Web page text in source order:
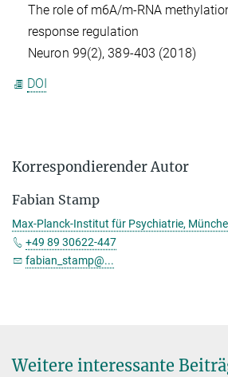
The role of m6A/m-RNA
response regulation
Neuron 99(2), 389-403 (2018)
DOI
Korrespondierender Autor
Fabian Stamp
Max-Planck-Institut für Psychiatrie,
+49 89 30622-447
fabian_stamp@...
Weitere interessante